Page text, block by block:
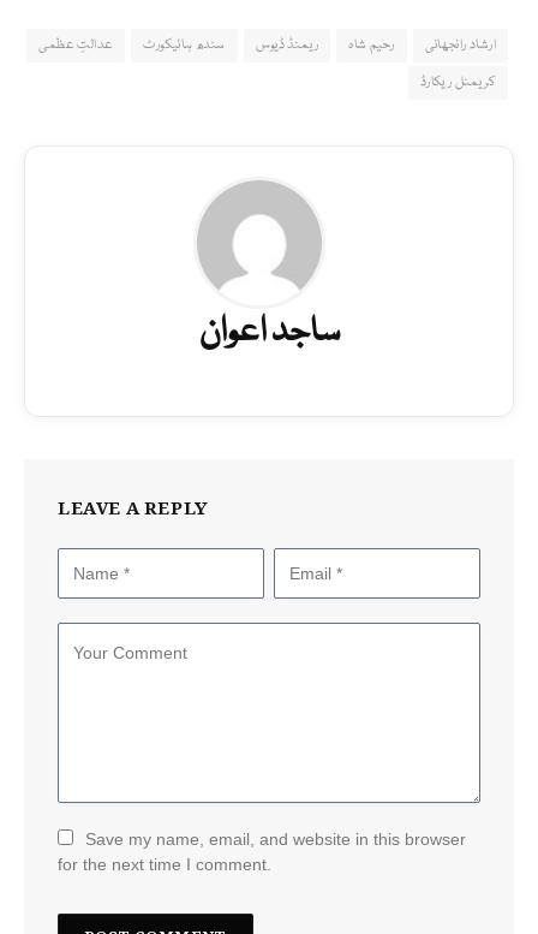
ارشاد رانجھانی رحیم شاہ ریمنڈ ڈیوس سندھ ہائیکورٹ
عدالتِ عظمی
کریمنل ریکارڈ
ساجد اعوان
LEAVE A REPLY
Save my name, email, and website in this browser
for the next time I comment.